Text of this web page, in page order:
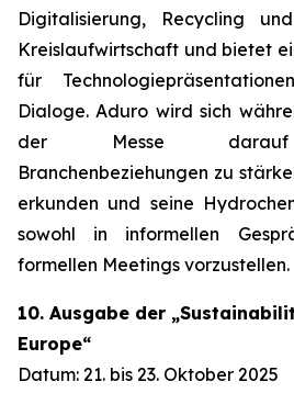
Digitalisierung, Recycling
Kreislaufwirtschaft und bietet
für
Dialoge. Aduro wird sich
der Messe darauf
Branchenbeziehungen zu
erkunden und seine
sowohl in informellen
formellen Meetings vorzustellen.
10. Ausgabe der
Europe“
Datum: 21. bis 23. Oktober 2025